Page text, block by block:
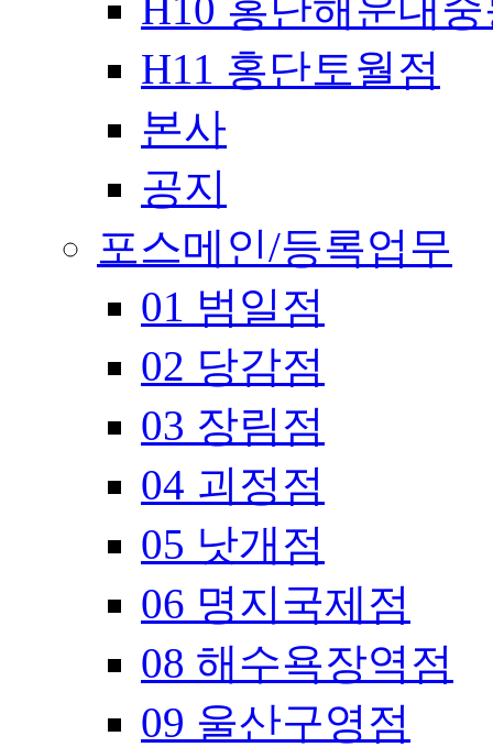
H11 홍단토월점
본사
공지
포스메인/등록업무
01 범일점
02 당감점
03 장림점
04 괴정점
05 낫개점
06 명지국제점
08 해수욕장역점
09 울산구영점